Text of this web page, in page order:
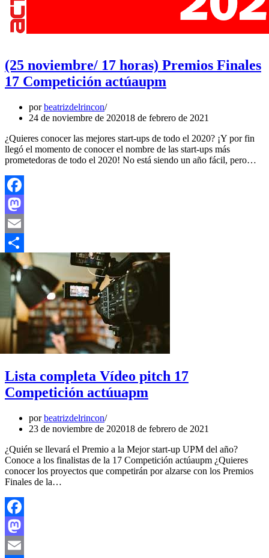
(25 noviembre/ 17 horas) Premios Finales
17 Competición actúaupm
porbeatrizdelrincon
24 de noviembre de 202018 de febrero de 2021
¿Quieres conocer las mejores start-ups de todo el 2020? ¡Y por fin
llegó el momento de conocer el nombre de las start-ups más
prometedoras de todo el 2020! No está siendo un año fácil, pero…
Facebook
Mastodon
Email
Compartir
Lista completa Vídeo pitch 17
Competición actúuapm
porbeatrizdelrincon
23 de noviembre de 202018 de febrero de 2021
¿Quién se llevará el Premio a la Mejor start-up UPM del año?
Conoce a los finalistas de la 17 Competición actúaupm ¿Quieres
conocer los proyectos que competirán por alzarse con los Premios
Finales de la…
Facebook
Mastodon